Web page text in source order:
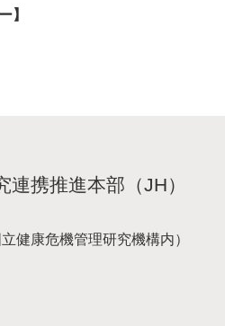
】
携推進本部（JH）
健康危機管理研究機構内）